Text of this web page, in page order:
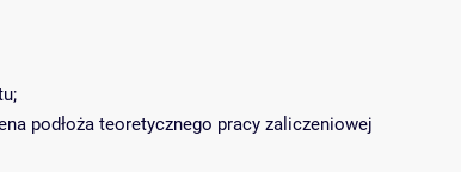
podłoża teoretycznego pracy zaliczeniowej